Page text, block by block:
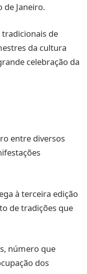
de Janeiro.
de
da cultura
celebração da
entre diversos
à terceira edição
de tradições que
número que
dos